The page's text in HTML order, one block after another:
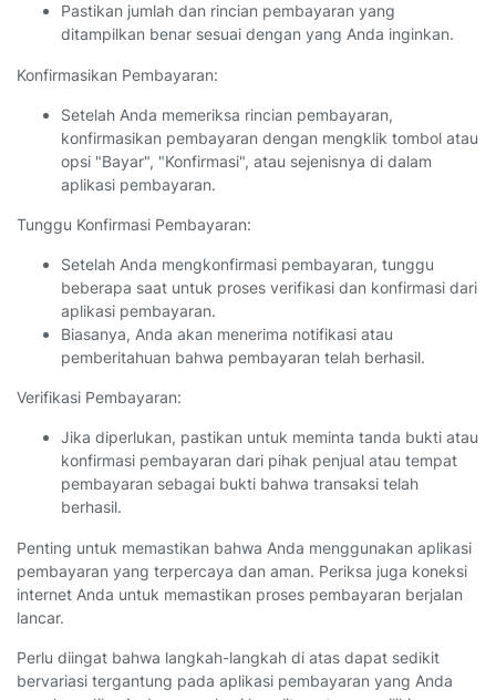
Pastikan jumlah dan rincian pembayaran yang
ditampilkan benar sesuai dengan yang Anda inginkan.
Konfirmasikan Pembayaran:
Setelah Anda memeriksa rincian pembayaran,
konfirmasikan pembayaran dengan mengklik tombol atau
opsi "Bayar", "Konfirmasi", atau sejenisnya di dalam
aplikasi pembayaran.
Tunggu Konfirmasi Pembayaran:
Setelah Anda mengkonfirmasi pembayaran, tunggu
beberapa saat untuk proses verifikasi dan konfirmasi dari
aplikasi pembayaran.
Biasanya, Anda akan menerima notifikasi atau
pemberitahuan bahwa pembayaran telah berhasil.
Verifikasi Pembayaran:
Jika diperlukan, pastikan untuk meminta tanda bukti atau
konfirmasi pembayaran dari pihak penjual atau tempat
pembayaran sebagai bukti bahwa transaksi telah
berhasil.
Penting untuk memastikan bahwa Anda menggunakan aplikasi
pembayaran yang terpercaya dan aman. Periksa juga koneksi
internet Anda untuk memastikan proses pembayaran berjalan
lancar.
Perlu diingat bahwa langkah-langkah di atas dapat sedikit
bervariasi tergantung pada aplikasi pembayaran yang Anda